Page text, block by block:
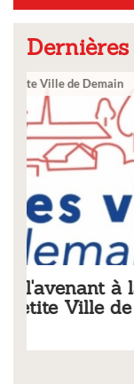
Tarifs
Liste des